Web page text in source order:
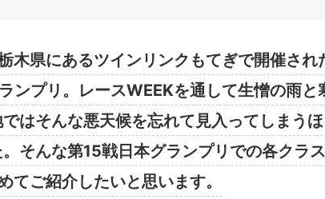
木県にあるツインリンクもてぎで開催され
ンプリ。レースWEEKを通して生憎の雨と
はそんな悪天候を忘れて見入ってしまう
そんな第15戦日本グランプリでの各クラ
てご紹介したいと思います。